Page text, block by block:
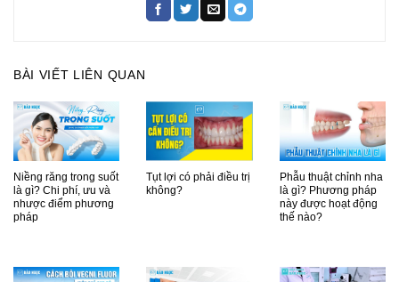
BÀI VIẾT LIÊN QUAN
Niềng răng trong suốt
là gì? Chi phí, ưu và
nhược điểm phương
pháp
Tụt lợi có phải điều trị
không?
Phẫu thuật chỉnh nha
là gì? Phương pháp
này được hoạt động
thế nào?